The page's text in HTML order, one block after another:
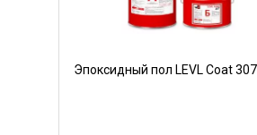
Эпоксидный пол LEVL Coat 307